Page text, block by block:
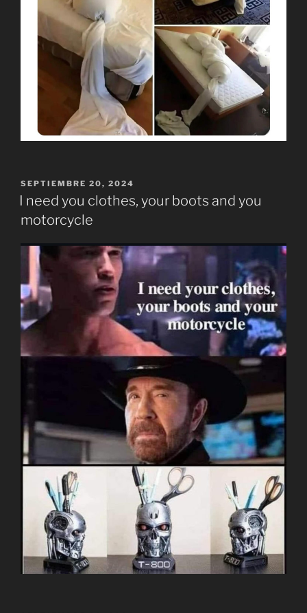
PUBLICADO
EL
SEPTIEMBRE 20, 2024
I need you clothes, your boots and you
motorcycle